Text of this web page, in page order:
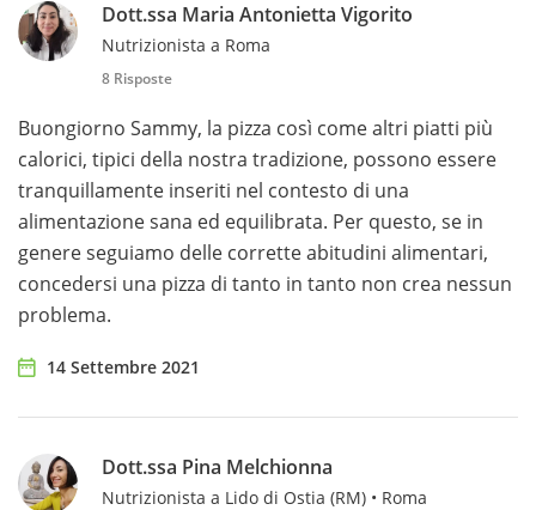
Dott.ssa Maria Antonietta Vigorito
Nutrizionista a Roma
8 Risposte
Buongiorno Sammy, la pizza così come altri piatti più
calorici, tipici della nostra tradizione, possono essere
tranquillamente inseriti nel contesto di una
alimentazione sana ed equilibrata. Per questo, se in
genere seguiamo delle corrette abitudini alimentari,
concedersi una pizza di tanto in tanto non crea nessun
problema.
14 Settembre 2021
Dott.ssa Pina Melchionna
Nutrizionista a Lido di Ostia (RM) • Roma